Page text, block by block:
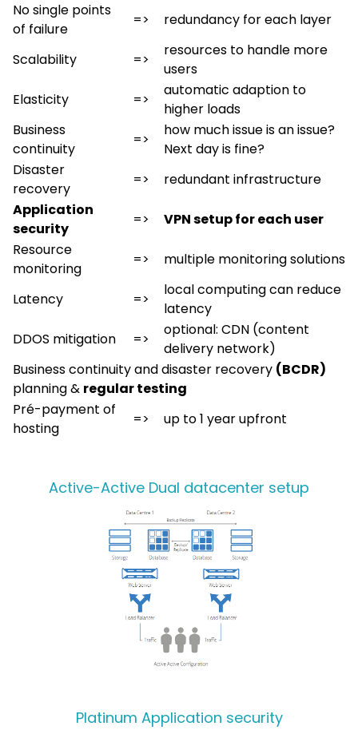
No single points
of failure
=> redundancy for each layer
Scalability =>
resources to handle more
users
Elasticity
=>
automatic adaption to
higher loads
Business
continuity
=>
how much issue is an issue?
Next day is fine?
Disaster
recovery
=>
redundant infrastructure
Application
security
=> VPN setup for each user
Resource
monitoring
=> multiple monitoring solutions
Latency =>
local computing can reduce
latency
DDOS mitigation
=>
optional: CDN (content
delivery network)
Business continuity and disaster recovery (BCDR)
planning & regular testing
Pré-payment of
hosting
=> up to 1 year upfront
Active-Active Dual datacenter setup
Platinum Application security